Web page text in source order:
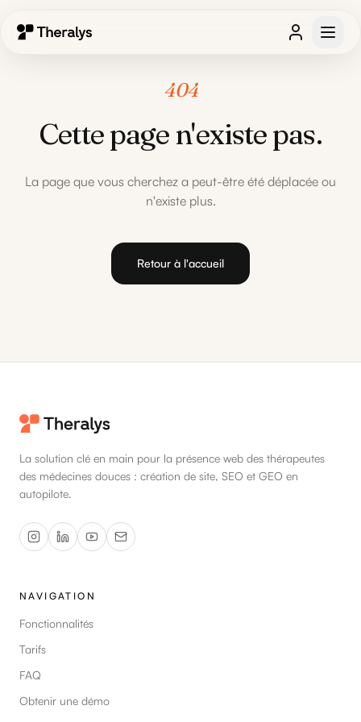
404
Cette page n'existe pas.
La page que vous cherchez a peut-être été déplacée ou
n'existe plus.
Retour à l'accueil
La solution clé en main pour la présence web des thérapeutes
des médecines douces : création de site, SEO et GEO en
autopilote.
NAVIGATION
Fonctionnalités
Tarifs
FAQ
Obtenir une démo